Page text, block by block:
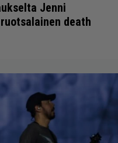
Jenni
death